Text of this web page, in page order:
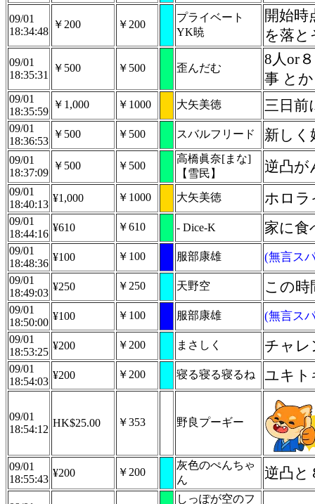
09/01
18:34:48
￥200 ￥200
プライベート
YK暁
開始
を落と
09/01
18:35:31
￥500 ￥500 歪んだむ
8人or
事 と
09/01
18:35:59
￥1,000 ￥1000 大矢美徳 三日前
09/01
18:36:53
￥500 ￥500 スバルフリード 新しく
09/01
18:37:09
￥500 ￥500
高橋眞奈[まな]
【雪民】
逆凸が
09/01
18:40:13
¥1,000 ￥1000 大矢美徳 ホロラ
09/01
18:44:16
¥610 ￥610 - Dice-K 家に食
09/01
18:48:36
¥100 ￥100 服部康雄 (無言ス
09/01
18:49:03
¥250 ￥250 天野空 この
09/01
18:50:00
¥100 ￥100 服部康雄 (無言ス
09/01
18:53:25
¥200 ￥200 まさしく チャレ
09/01
18:54:03
¥200 ￥200 寝る寝る寝るね ユキ
09/01
18:54:12
HK$25.00 ￥353 野良プーギー
09/01
18:55:43
¥200 ￥200
灰色のぺんちゃ
ん
逆凸と
しっぽが空のフ